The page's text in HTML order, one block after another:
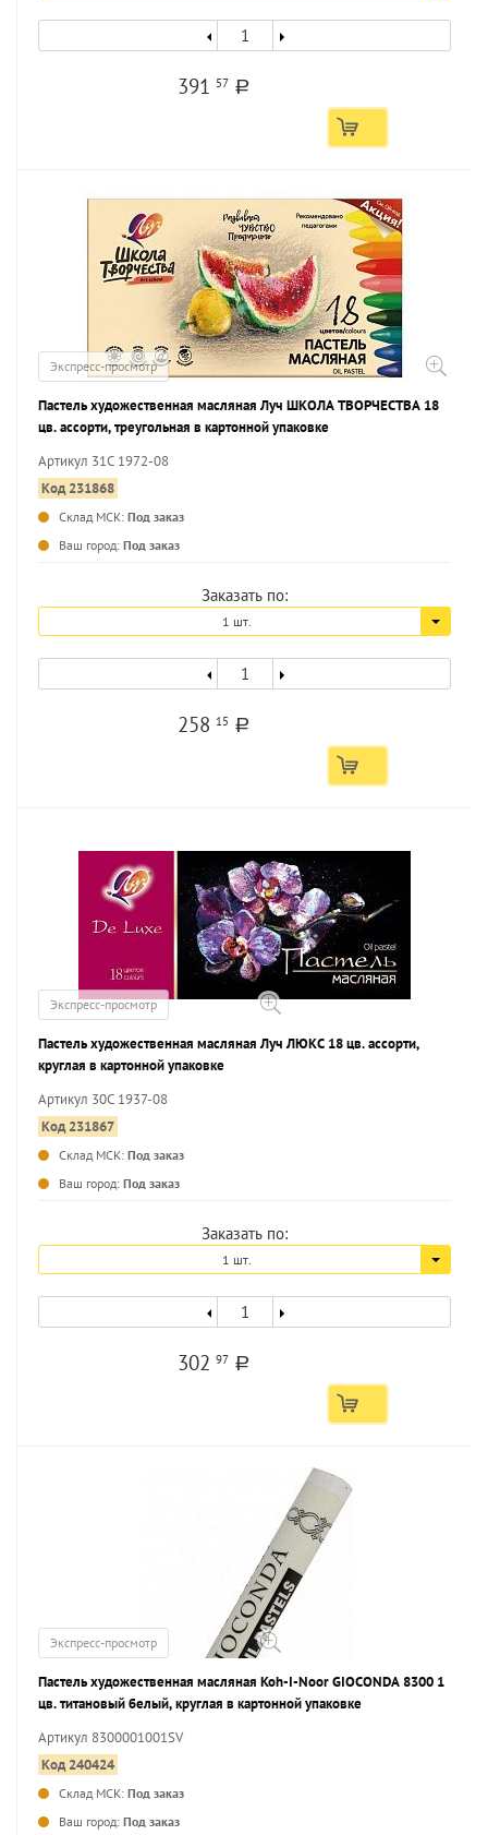
391 57 a
Экспресс-просмотр
Пастель художественная масляная Луч ШКОЛА ТВОРЧЕСТВА 18
цв. ассорти, треугольная в картонной упаковке
Артикул 31С 1972-08
Код 231868
Склад МСК: Под заказ
Ваш город: Под заказ
Заказать по:
1 шт.
258 15 a
Экспресс-просмотр
Пастель художественная масляная Луч ЛЮКС 18 цв. ассорти,
круглая в картонной упаковке
Артикул 30С 1937-08
Код 231867
Склад МСК: Под заказ
Ваш город: Под заказ
Заказать по:
1 шт.
30297 a
Экспресс-просмотр
Пастель художественная масляная Koh-I-Noor GIOCONDA 8300 1
цв. титановый белый, круглая в картонной упаковке
Артикул 8300001001SV
Код 240424
Склад МСК: Под заказ
Ваш город: Под заказ